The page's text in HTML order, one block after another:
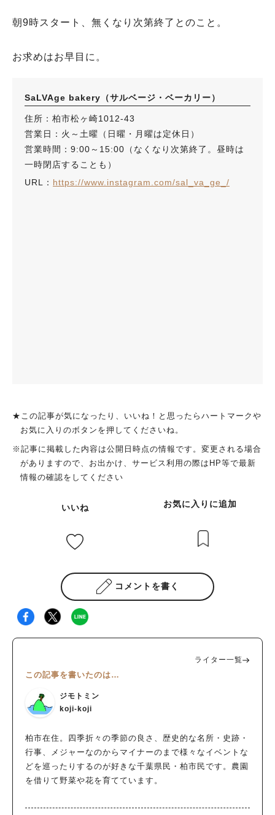
朝9時スタート、無くなり次第終了とのこと。
お求めはお早目に。
SaLVAge bakery（サルベージ・ベーカリー）
住所：柏市松ヶ崎1012-43
営業日：火～土曜（日曜・月曜は定休日）
営業時間：9:00～15:00（なくなり次第終了。昼時は
一時閉店することも）
URL： https://www.instagram.com/sal_va_ge_/
★この記事が気になったり、いいね！と思ったらハートマークや
お気に入りのボタンを押してくださいね。
※記事に掲載した内容は公開日時点の情報です。変更される場合
がありますので、お出かけ、サービス利用の際はHP等で最新
情報の確認をしてください
いいね お気に入りに追加
コメントを書く
ライター一覧
この記事を書いたのは…
ジモトミン
koji-koji
柏市在住。四季折々の季節の良さ、歴史的な名所・史跡・
行事、メジャーなのからマイナーのまで様々なイベントな
どを巡ったりするのが好きな千葉県民・柏市民です。農園
を借りて野菜や花を育てています。